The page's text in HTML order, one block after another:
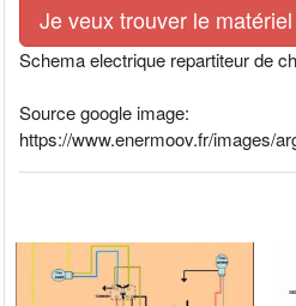
Je veux trouver le
Schema electrique repartiteur de
Source google image:
https://www.enermoov.fr/images/